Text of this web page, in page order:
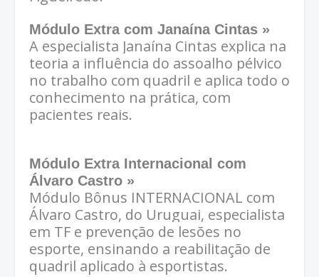
Módulo Extra com Janaína Cintas »
A especialista Janaína Cintas explica na
teoria a influência do assoalho pélvico
no trabalho com quadril e aplica todo o
conhecimento na prática, com
pacientes reais.
Módulo Extra Internacional com
Álvaro Castro »
Módulo Bônus INTERNACIONAL com
Álvaro Castro, do Uruguai, especialista
em TF e prevenção de lesões no
esporte, ensinando a reabilitação de
quadril aplicado à esportistas.